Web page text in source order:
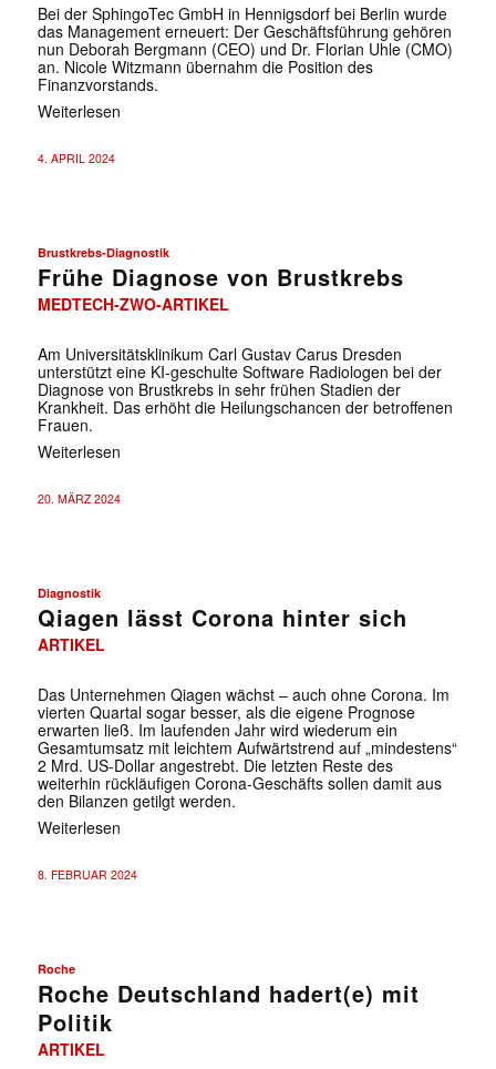
Bei der SphingoTec GmbH in Hennigsdorf bei Berlin wurde
das Management erneuert: Der Geschäftsführung gehören
nun Deborah Bergmann (CEO) und Dr. Florian Uhle (CMO)
an. Nicole Witzmann übernahm die Position des
Finanzvorstands.
Weiterlesen
4. APRIL 2024
Brustkrebs-Diagnostik
Frühe Diagnose von Brustkrebs
MEDTECH-ZWO-ARTIKEL
Am Universitätsklinikum Carl Gustav Carus Dresden
unterstützt eine KI-geschulte Software Radiologen bei der
Diagnose von Brustkrebs in sehr frühen Stadien der
Krankheit. Das erhöht die Heilungschancen der betroffenen
Frauen.
Weiterlesen
20. MÄRZ 2024
Diagnostik
Qiagen lässt Corona hinter sich
ARTIKEL
Das Unternehmen Qiagen wächst – auch ohne Corona. Im
vierten Quartal sogar besser, als die eigene Prognose
erwarten ließ. Im laufenden Jahr wird wiederum ein
Gesamtumsatz mit leichtem Aufwärtstrend auf „mindestens“
2 Mrd. US-Dollar angestrebt. Die letzten Reste des
weiterhin rückläufigen Corona-Geschäfts sollen damit aus
den Bilanzen getilgt werden.
Weiterlesen
8. FEBRUAR 2024
Roche
Roche Deutschland hadert(e) mit
Politik
ARTIKEL